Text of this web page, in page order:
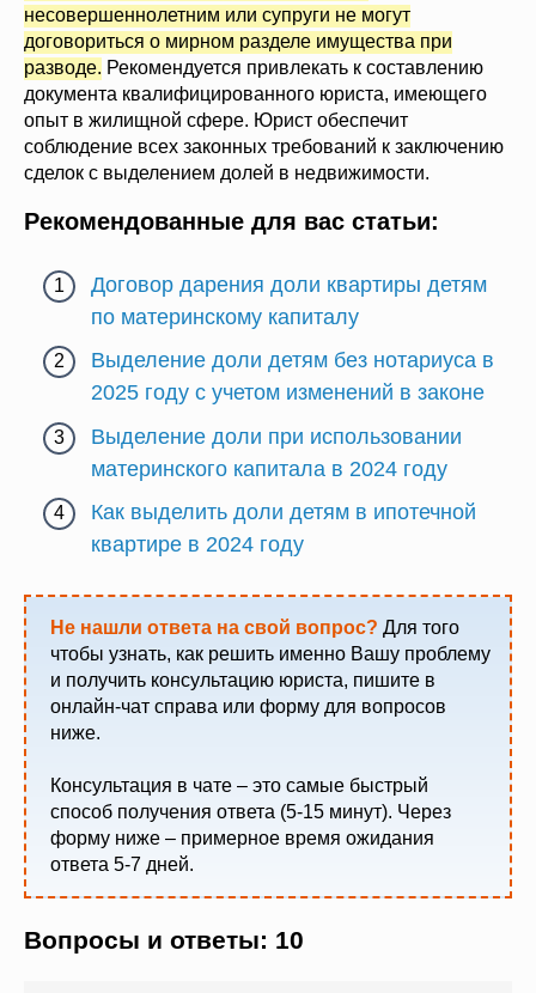
несовершеннолетним или супруги не могут
договориться о мирном разделе имущества при
разводе. Рекомендуется привлекать к составлению
документа квалифицированного юриста, имеющего
опыт в жилищной сфере. Юрист обеспечит
соблюдение всех законных требований к заключению
сделок с выделением долей в недвижимости.
Рекомендованные для вас статьи:
Договор дарения доли квартиры детям
по материнскому капиталу
Выделение доли детям без нотариуса в
2025 году с учетом изменений в законе
Выделение доли при использовании
материнского капитала в 2024 году
Как выделить доли детям в ипотечной
квартире в 2024 году
Не нашли ответа на свой вопрос? Для того
чтобы узнать, как решить именно Вашу проблему
и получить консультацию юриста, пишите в
онлайн-чат справа или форму для вопросов
ниже.
Консультация в чате – это самые быстрый
способ получения ответа (5-15 минут). Через
форму ниже – примерное время ожидания
ответа 5-7 дней.
Вопросы и ответы: 10